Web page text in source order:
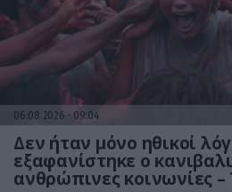
06.08.2026 09:04
Δεν ήταν μόνο ηθικοί
εξαφανίστηκε ο
ανθρώπινες κοινωνίες –